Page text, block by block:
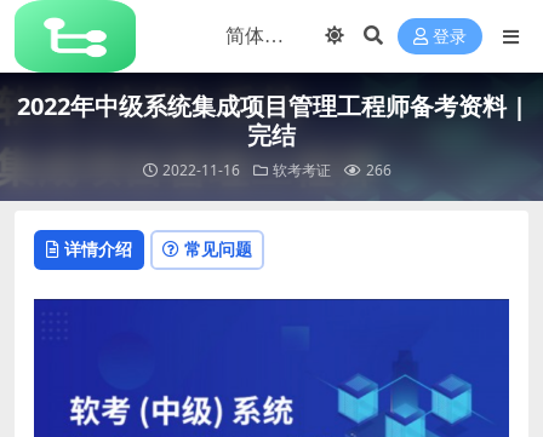
登录
2022年中级系统集成项目管理工程师备考资料 |
完结
2022-11-16 软考考证 266
详情介绍 常见问题